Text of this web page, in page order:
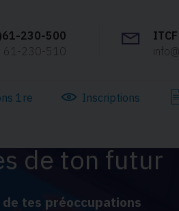
230-500
61-230-510
1re Inscriptions
de ton futur
tes préoccupations